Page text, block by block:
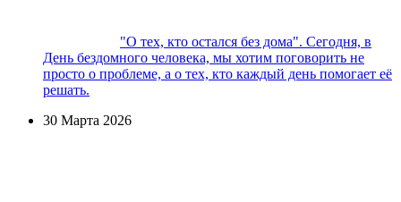
"О тех, кто остался без дома". Сегодня, в
День бездомного человека, мы хотим поговорить не
просто о проблеме, а о тех, кто каждый день помогает её
решать.
30 Марта 2026